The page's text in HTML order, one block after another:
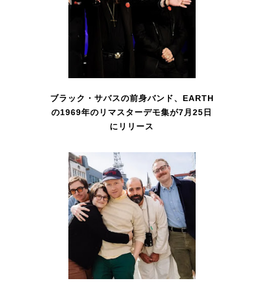
ブラック・サバスの前身バンド、EARTH
の1969年のリマスターデモ集が7月25日
にリリース